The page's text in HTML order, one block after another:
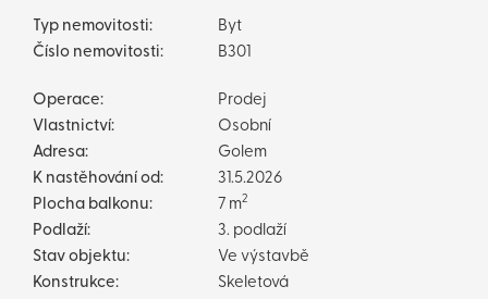
Typ nemovitosti:
Byt
Číslo nemovitosti:
B301
Operace:
Prodej
Vlastnictví:
Osobní
Adresa:
Golem
K nastěhování od:
31.5.2026
Plocha balkonu:
7 m2
Podlaží:
3. podlaží
Stav objektu:
Ve výstavbě
Konstrukce:
Skeletová